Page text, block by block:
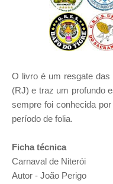
O livro é um resgate
(RJ) e traz um profundo
sempre foi conhecida
período de folia.
Ficha técnica
Carnaval de Niterói
Autor - João Perigo